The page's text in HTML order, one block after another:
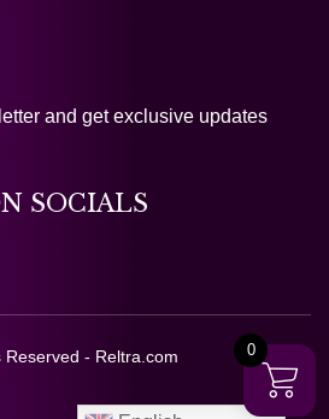
and get exclusive updates
SOCIALS
- Reltra.com 0